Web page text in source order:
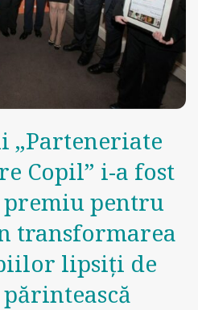
„Parteneriate
Copil” i-a fost
pentru
transformarea
lipsiţi de